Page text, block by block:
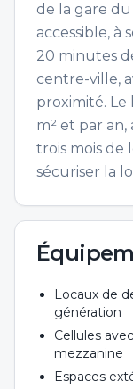
de la gare
accessible, à
20 minutes
centre-ville,
proximité. Le
m² et par
trois mois de
sécuriser la
Locaux de
génération
Cellules avec
mezzanine
Espaces